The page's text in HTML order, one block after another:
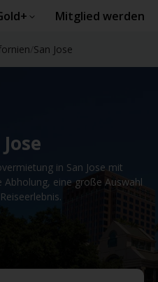
Mitglied werden
San Jose
in San Jose mit
Abholung, eine große Auswahl